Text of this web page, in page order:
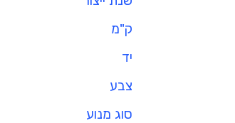
ק"מ
יד
צבע
סוג מנוע